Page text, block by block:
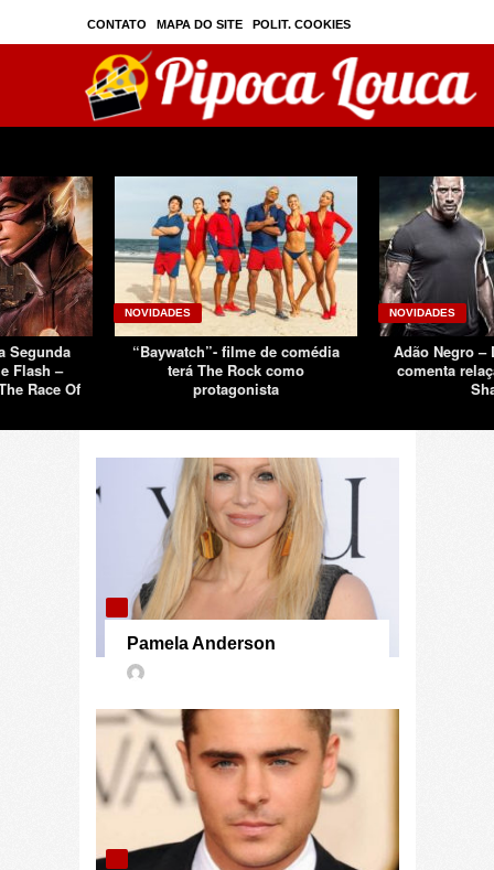
CONTATO MAPA DO SITE POLIT. COOKIES
PRIVAC./SEGURANÇA
Segunda
Flash –
Race Of
NOVIDADES
“Baywatch”- filme de comédia
terá The Rock como
protagonista
NOVIDADES
Adão Negro –
comenta
Pamela Anderson